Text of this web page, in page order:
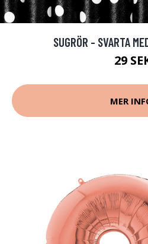
SUGRÖR - SVARTA
29
MER